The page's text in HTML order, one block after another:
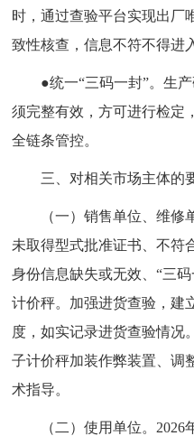
时，通过查验平台实现出厂
致性核查，信息不符不得进
●统一“三码一封”。生
须完整有效，方可进行检定
全链条管控。
三、对相关市场主体的
（一）销售单位、维修
未取得型式批准证书、不符
身份信息缺失或无效、“三
计价秤。加强进货查验，建
度，如实记录进货查验情况
子计价秤加装作弊装置、调
术指导。
（二）使用单位。